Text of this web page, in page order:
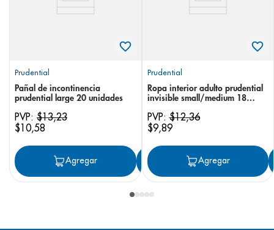
Prudential
Pañal de incontinencia
prudential large 20 unidades
PVP: $13,23
$10,58
Agregar Agregar
Prudential
Ropa interior adulto prudential
invisible small/medium 18
PVP:$12,36
$9,89
Agregar